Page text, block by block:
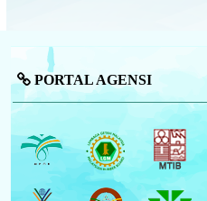
PORTAL AGENSI